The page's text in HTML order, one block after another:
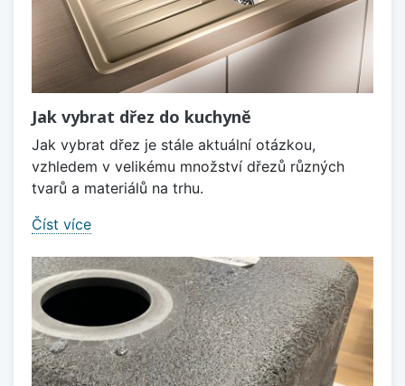
Jak vybrat dřez do kuchyně
Jak vybrat dřez je stále aktuální otázkou,
vzhledem v velikému množství dřezů různých
tvarů a materiálů na trhu.
Číst více